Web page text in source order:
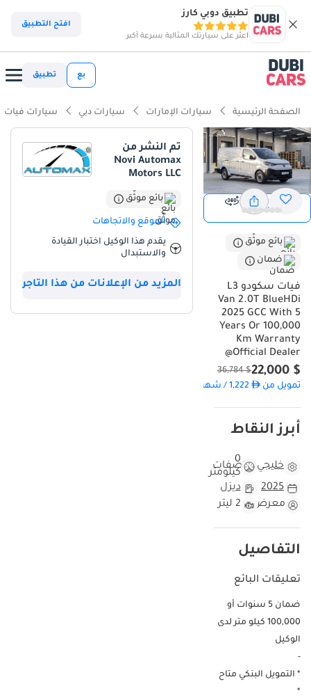
تطبيق دوبي كارز
اعثر على سيارتك المثالية بسرعة أكبر
افتح التطبيق
بع تطبيق
الصفحة الرئيسية سيارات الإمارات سيارات دبي سيارات فيات
عرض 360
عرض
بائع موثّق
ضمان
فيات سكودو L3
Van 2.0T BlueHDi
2025 GCC With 5
Years Or 100,000
Km Warranty
@Official Dealer
$ 22,000
$ 36,784
تمويل من
1,222/ شهر
أبرز النقاط
خليجي مواصفات
0
كيلومتر
2025
ديزل
معرض
2 ليتر
التفاصيل
تعليقات البائع
ضمان 5 سنوات أو
100,000 كيلو متر لدى
الوكيل
-
* التمويل البنكي متاح
*
تم النشر من
Novi Automax
Motors LLC
بائع موثّق
الموقع والاتجاهات
يقدم هذا الوكيل اختبار القيادة
والاستبدال
المزيد من الإعلانات من هذا التاجر